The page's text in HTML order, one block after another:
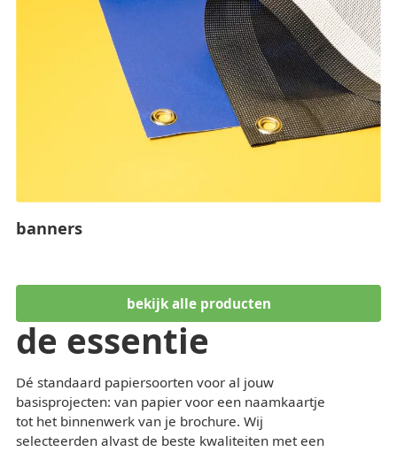
bekijk alle producten
banners
de essentie
Dé standaard papiersoorten voor al jouw
basisprojecten: van papier voor een naamkaartje
tot het binnenwerk van je brochure. Wij
selecteerden alvast de beste kwaliteiten met een